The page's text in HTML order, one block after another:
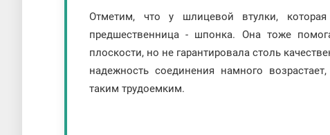
Отметим, что у шлицевой втулки,
предшественница - шпонка. Она тоже
плоскости, но не гарантировала столь
надежность соединения намного
таким трудоемким.